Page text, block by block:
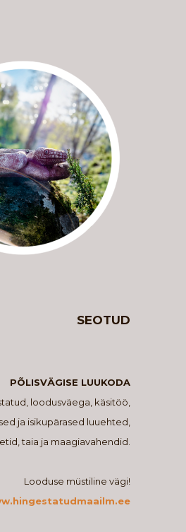
SEOTUD
PÕLISVÄGISE LUUKODA
loodusväega, käsitöö,
ja isikupärased luuehted,
taia ja maagiavahendid.
Looduse müstiline vägi!